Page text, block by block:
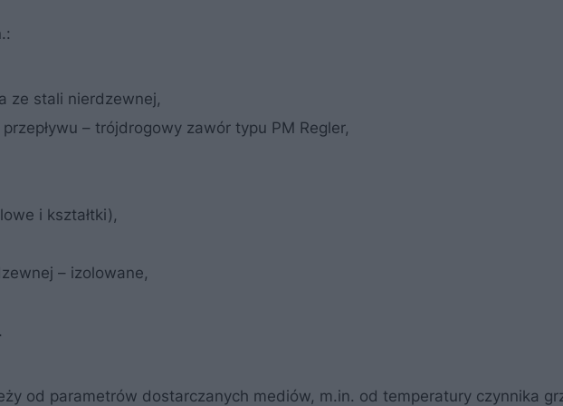
ze stali nierdzewnej,
– trójdrogowy zawór typu PM Regler,
i kształtki),
– izolowane,
od parametrów dostarczanych mediów, m.in. od temperatury czynnika